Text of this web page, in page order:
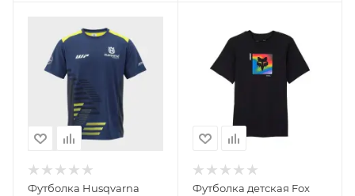
Футболка Husqvarna
Футболка детская Fox